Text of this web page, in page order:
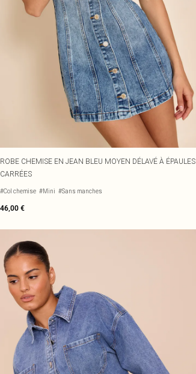
ROBE CHEMISE EN JEAN BLEU MOYEN DÉLAVÉ À ÉPAULES
CARRÉES
#Col chemise #Mini #Sans manches
46,00 €